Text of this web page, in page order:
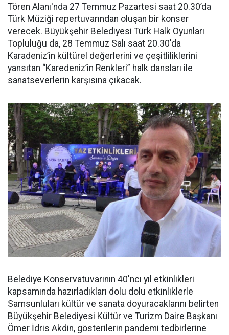
Tören Alanı'nda 27 Temmuz Pazartesi saat 20.30’da
Türk Müziği repertuvarından oluşan bir konser
verecek. Büyükşehir Belediyesi Türk Halk Oyunları
Topluluğu da, 28 Temmuz Salı saat 20.30'da
Karadeniz’in kültürel değerlerini ve çeşitliliklerini
yansıtan “Karedeniz’in Renkleri” halk dansları ile
sanatseverlerin karşısına çıkacak.
Belediye Konservatuvarının 40'ncı yıl etkinlikleri
kapsamında hazırladıkları dolu dolu etkinliklerle
Samsunluları kültür ve sanata doyuracaklarını belirten
Büyükşehir Belediyesi Kültür ve Turizm Daire Başkanı
Ömer İdris Akdin, gösterilerin pandemi tedbirlerine